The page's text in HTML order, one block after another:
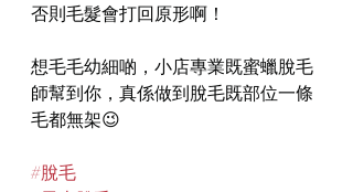
否則毛髮會打回原形啊！
想毛毛幼細啲，小店專業既蜜蠟脫毛
師幫到你，真係做到脫毛既部位一條
毛都無架😉
#脫毛